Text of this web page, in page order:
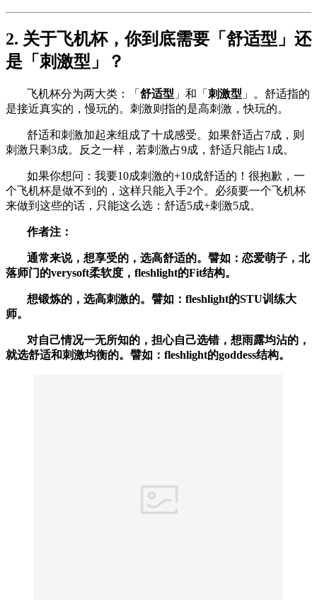
2. 关于飞机杯，你到底需要「舒适型」还
是「刺激型」？
飞机杯分为两大类：「 舒适型 」和「 刺激型 」。舒适指的
是接近真实的，慢玩的。刺激则指的是高刺激，快玩的。
舒适和刺激加起来组成了十成感受。如果舒适占7成，则
刺激只剩3成。反之一样，若刺激占9成，舒适只能占1成。
如果你想问：我要10成刺激的+10成舒适的！很抱歉，一
个飞机杯是做不到的，这样只能入手2个。必须要一个飞机杯
来做到这些的话，只能这么选：舒适5成+刺激5成。
作者注：
通常来说，想享受的，选高舒适的。譬如：恋爱萌子，北
落师门的verysoft柔软度，fleshlight的Fit结构。
想锻炼的，选高刺激的。譬如：fleshlight的STU训练大
师。
对自己情况一无所知的，担心自己选错，想雨露均沾的，
就选舒适和刺激均衡的。譬如：fleshlight的goddess结构。